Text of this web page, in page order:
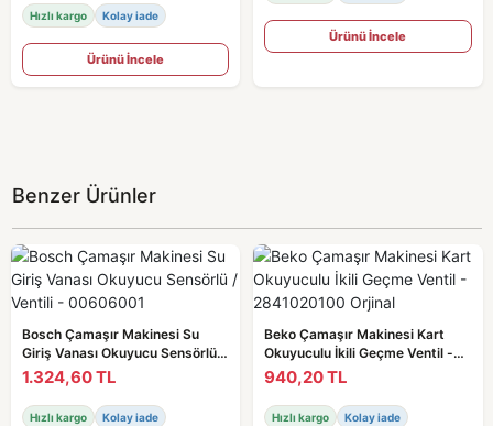
Hızlı kargo Kolay iade
Ürünü İncele
Ürünü İncele
Benzer Ürünler
Bosch Çamaşır Makinesi Su
Giriş Vanası Okuyucu Sensörlü /
Ventili - 00606001
1.324,60 TL
Hızlı kargo Kolay iade
Beko Çamaşır Makinesi Kart
Okuyuculu İkili Geçme Ventil -
2841020100 Orjinal
940,20 TL
Hızlı kargo Kolay iade